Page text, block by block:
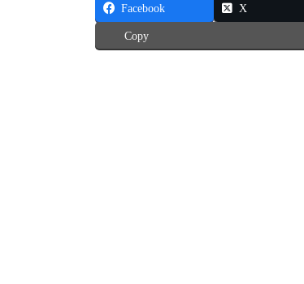
Facebook X
Copy